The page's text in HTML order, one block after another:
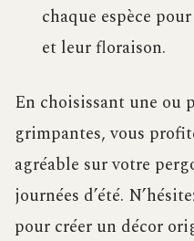
chaque espèce
et leur floraison.
En choisissant une ou
grimpantes, vous
agréable sur votre
journées d’été.
pour créer un décor